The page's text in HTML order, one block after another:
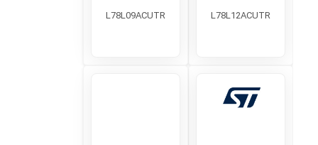
L78L12ACUTR
L78L09ACUTR